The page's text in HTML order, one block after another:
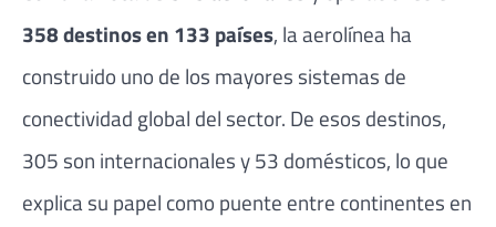
358 destinos en 133 países, la aerolínea ha
construido uno de los mayores sistemas de
conectividad global del sector. De esos destinos,
305 son internacionales y 53 domésticos, lo que
explica su papel como puente entre continentes en